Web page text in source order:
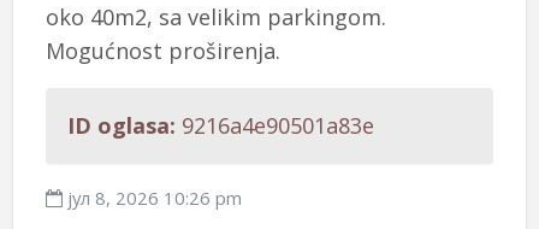
oko 40m2, sa velikim parkingom.
Mogućnost proširenja.
ID oglasa: 9216a4e90501a83e
јул 8, 2026 10:26 pm